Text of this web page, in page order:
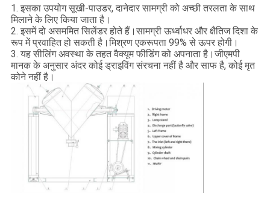
1. इसका उपयोग सूखी-पाउडर, दानेदार सामग्री को अच्छी तरलता के साथ
मिलाने के लिए किया जाता है।
2. इसमें दो असममित सिलेंडर होते हैं।सामग्री ऊर्ध्वाधर और क्षैतिज दिशा के
रूप में प्रवाहित हो सकती है।मिश्रण एकरूपता 99% से ऊपर होगी।
3. यह सीलिंग अवस्था के तहत वैक्यूम फीडिंग को अपनाता है।जीएमपी
मानक के अनुसार अंदर कोई ड्राइविंग संरचना नहीं है और साफ है, कोई मृत
कोने नहीं है।